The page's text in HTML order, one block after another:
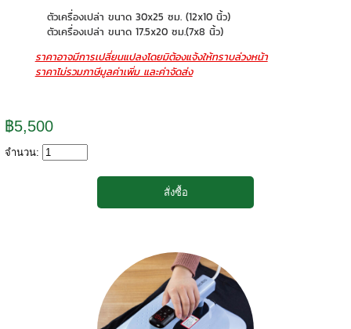
ตัวเครื่องเปล่า ขนาด 30x25 ซม. (12x10 นิ้ว)
ตัวเครื่องเปล่า ขนาด 17.5x20 ซม.(7x8 นิ้ว)
ราคาอาจมีการเปลี่ยนแปลงโดยมิต้องแจ้งให้ทราบล่วงหน้า
ราคาไม่รวมภาษีมูลค่าเพิ่ม และค่าจัดส่ง
฿5,500
จำนวน: